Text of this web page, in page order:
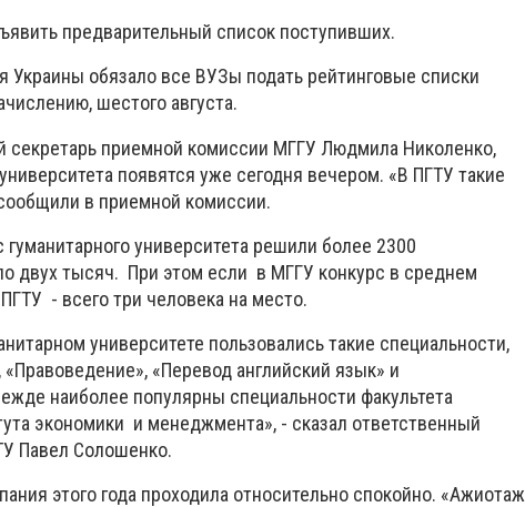
предварительный список поступивших.
Украины обязало все ВУЗы подать рейтинговые списки
шестого августа.
секретарь приемной комиссии МГГУ Людмила Николенко,
появятся уже сегодня вечером. «В ПГТУ такие
в приемной комиссии.
университета решили более 2300
двух тысяч. При этом если в МГГУ конкурс в среднем
- всего три человека на место.
университете пользовались такие специальности,
«Перевод английский язык» и
наиболее популярны специальности факультета
экономики и менеджмента», - сказал ответственный
Павел Солошенко.
этого года проходила относительно спокойно. «Ажиотаж